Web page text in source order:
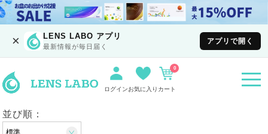
× LENS LABO アプリ
最新情報が毎日届く
アプリで開く
ログインお気に入り カート
0
並び順：